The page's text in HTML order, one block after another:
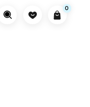
0
0